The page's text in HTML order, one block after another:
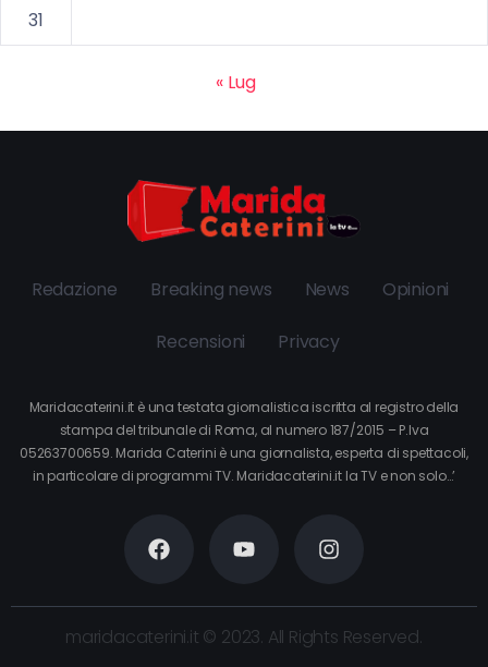
31
« Lug
Redazione Breaking news News Opinioni
Recensioni Privacy
Maridacaterini.it è una testata giornalistica iscritta al registro della
stampa del tribunale di Roma, al numero 187/2015 – P.Iva
05263700659. Marida Caterini è una giornalista, esperta di spettacoli,
in particolare di programmi TV. Maridacaterini.it la TV e non solo…’
maridacaterini.it © 2023. All Rights Reserved.